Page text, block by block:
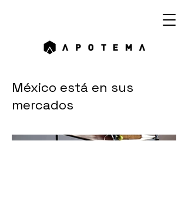
México está en sus
mercados